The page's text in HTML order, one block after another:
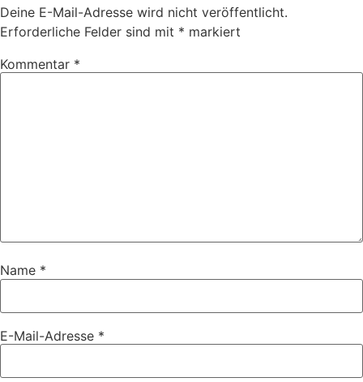
Deine E-Mail-Adresse wird nicht veröffentlicht.
Erforderliche Felder sind mit * markiert
Kommentar *
Name *
E-Mail-Adresse *